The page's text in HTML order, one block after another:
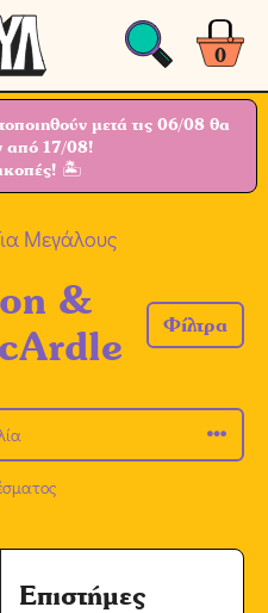
0
μετά τις 06/08 θα
από 17/08!
🏝
Μεγάλους
&
Φίλτρα
Επιστήμες